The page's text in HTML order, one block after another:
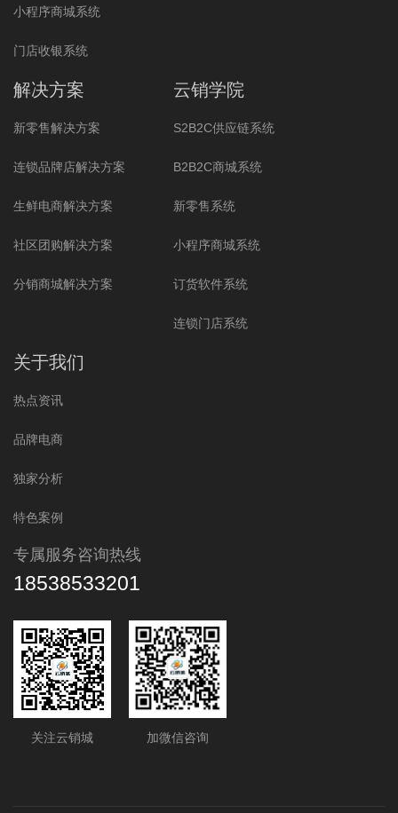
小程序商城系统
门店收银系统
解决方案
新零售解决方案
连锁品牌店解决方案
生鲜电商解决方案
社区团购解决方案
分销商城解决方案
云销学院
S2B2C供应链系统
B2B2C商城系统
新零售系统
小程序商城系统
订货软件系统
连锁门店系统
关于我们
热点资讯
品牌电商
独家分析
特色案例
专属服务咨询热线
18538533201
关注云销城 加微信咨询